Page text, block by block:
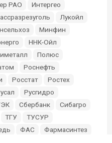
РАО
Интергео
Лукойл
Минфин
ННК-Ойл
Полюс
Роснефть
Росстат
Ростех
Русгидро
Сбербанк
Сибагро
ТГУ
ТУСУР
ФАС
Фармасинтез